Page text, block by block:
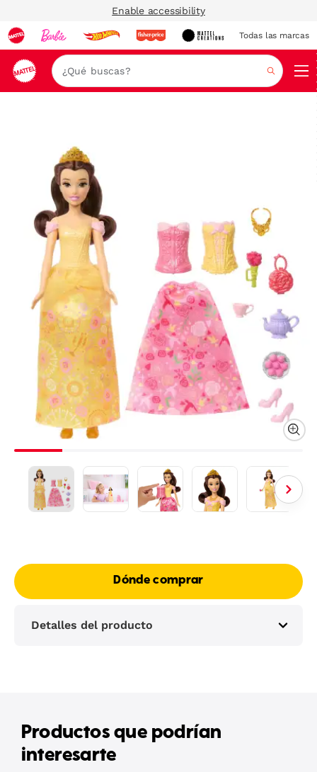
Enable accessibility
Todas las marcas
Buscar
Dónde comprar
Detalles del producto
Productos que podrían
interesarte